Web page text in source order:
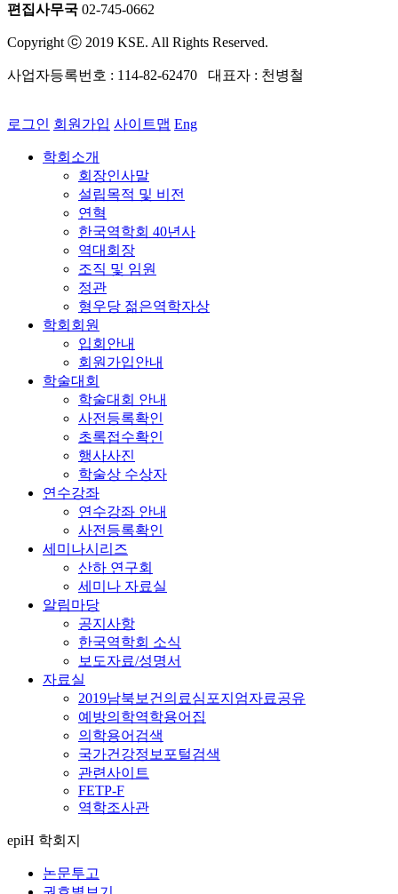
편집사무국 02-745-0662
Copyright ⓒ 2019 KSE. All Rights Reserved.
사업자등록번호 : 114-82-62470 대표자 : 천병철
로그인 회원가입 사이트맵 Eng
학회소개
회장인사말
설립목적 및 비전
연혁
한국역학회 40년사
역대회장
조직 및 임원
정관
형우당 젊은역학자상
학회회원
입회안내
회원가입안내
학술대회
학술대회 안내
사전등록확인
초록접수확인
행사사진
학술상 수상자
연수강좌
연수강좌 안내
사전등록확인
세미나시리즈
산하 연구회
세미나 자료실
알림마당
공지사항
한국역학회 소식
보도자료/성명서
자료실
2019남북보건의료심포지엄자료공유
예방의학역학용어집
의학용어검색
국가건강정보포털검색
관련사이트
FETP-F
역학조사관
epiH 학회지
논문투고